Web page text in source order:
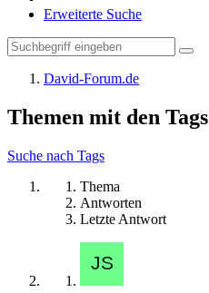
Erweiterte Suche
David-Forum.de
Themen mit den
Suche nach Tags
Thema
Antworten
Letzte Antwort